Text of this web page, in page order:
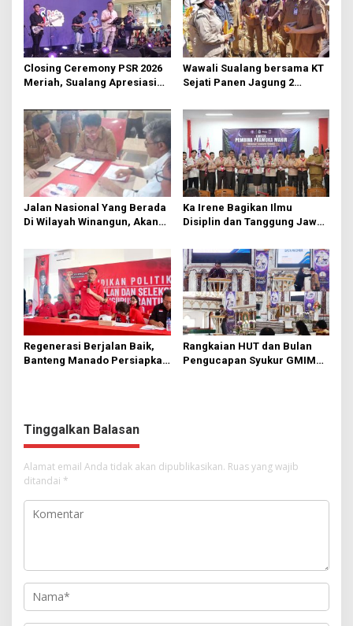
p
o
s
Closing Ceremony PSR 2026
Meriah, Sualang Apresiasi
GMIM
Wawali Sualang bersama KT
Sejati Panen Jagung 2
Jalan Nasional Yang Berada
Di Wilayah Winangun, Akan
Ka Irene Bagikan Ilmu
Disiplin dan Tanggung Jawab
Manado
Regenerasi Berjalan Baik,
Banteng Manado Persiapkan
Rangkaian HUT dan Bulan
Pengucapan Syukur GMIM
Tinggalkan Balasan
Alamat email Anda tidak akan dipublikasikan. Ruas yang wajib
ditandai *